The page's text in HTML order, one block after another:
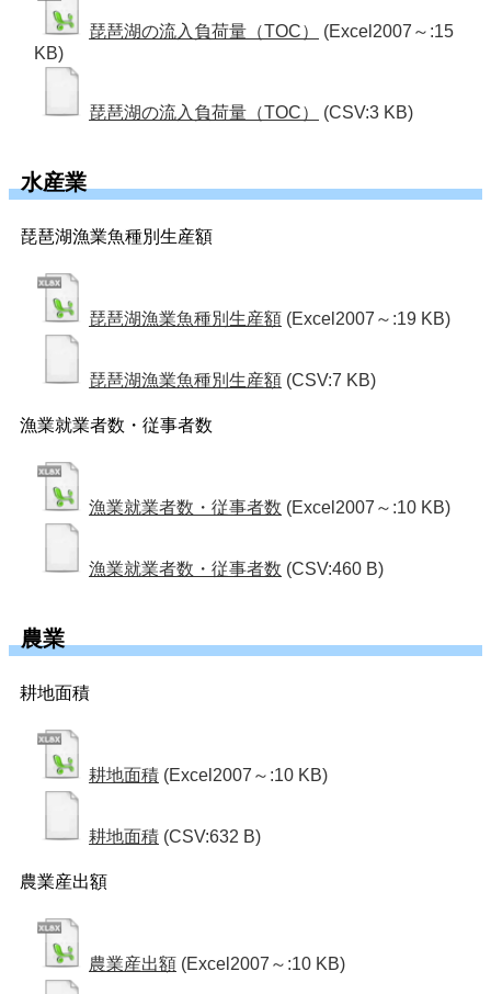
琵琶湖の流入負荷量（TOC）
(Excel2007～:15
KB)
琵琶湖の流入負荷量（TOC） (CSV:3 KB)
水産業
琵琶湖漁業魚種別生産額
琵琶湖漁業魚種別生産額 (Excel2007～:19 KB)
琵琶湖漁業魚種別生産額 (CSV:7 KB)
漁業就業者数・従事者数
漁業就業者数・従事者数 (Excel2007～:10 KB)
漁業就業者数・従事者数 (CSV:460 B)
農業
耕地面積
耕地面積 (Excel2007～:10 KB)
耕地面積 (CSV:632 B)
農業産出額
農業産出額 (Excel2007～:10 KB)